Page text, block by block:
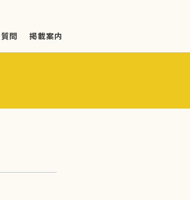
問 掲載案内